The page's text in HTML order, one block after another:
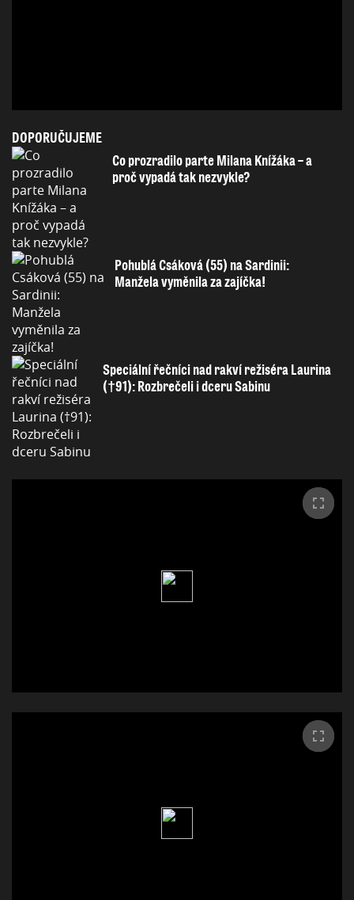
DOPORUČUJEME
Co prozradilo parte Milana Knížáka – a
proč vypadá tak nezvykle?
Pohublá Csáková (55) na Sardinii:
Manžela vyměnila za zajíčka!
Speciální řečníci nad rakví režiséra Laurina
(†91): Rozbrečeli i dceru Sabinu